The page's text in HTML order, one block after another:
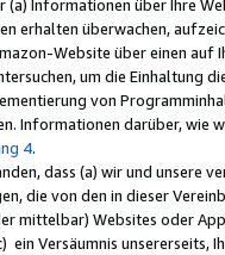
(a) Informationen über Ihre
erhalten überwachen,
Website über einen
um die Einhaltung
von
Informationen darüber, wie
4.
dass (a) wir und
die von den in dieser
mittelbar) Websites oder
ein Versäumnis unsererseits,